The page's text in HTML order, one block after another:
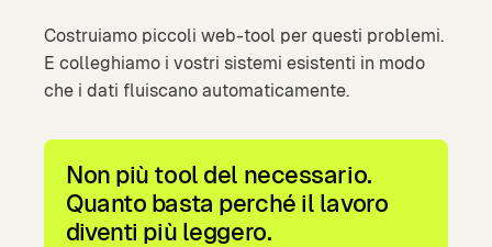
Costruiamo piccoli web-tool per questi problemi.
E colleghiamo i vostri sistemi esistenti in modo
che i dati fluiscano automaticamente.
Non più tool del necessario.
Quanto basta perché il lavoro
diventi più leggero.